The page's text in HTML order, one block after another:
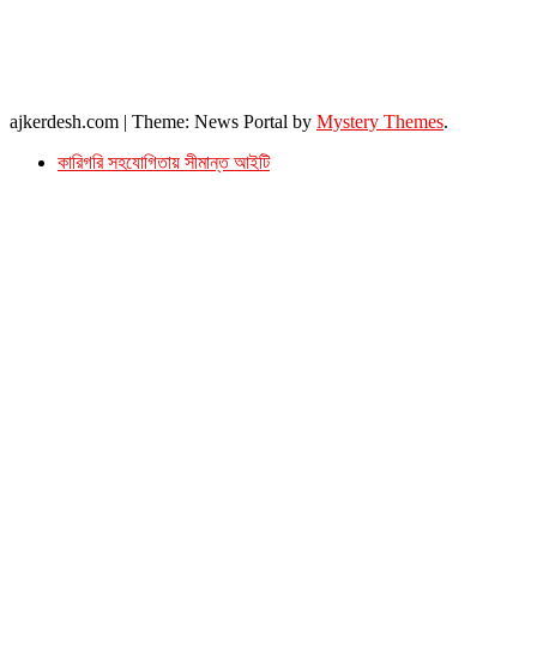
ajkerdesh.com | Theme: News Portal by Mystery Themes.
কারিগরি সহযোগিতায় সীমান্ত আইটি